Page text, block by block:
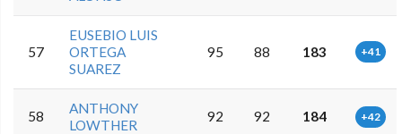
57
EUSEBIO LUIS
ORTEGA
SUAREZ
95 88 183 +41
58
ANTHONY
LOWTHER
92 92 184 +42